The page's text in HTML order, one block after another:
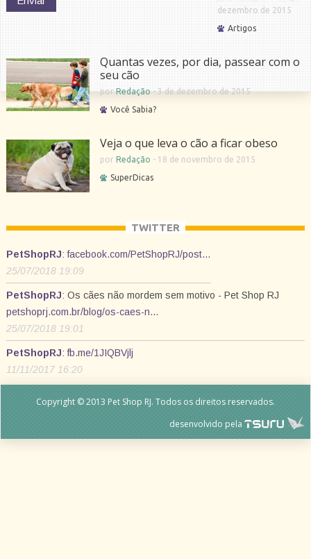
dezembro de 2015
Artigos
Quantas vezes, por dia, passear com o
seu cão
porRedação-3 de dezembro de 2015
Você Sabia?
Veja o que leva o cão a ficar obeso
por Redação - 18 de novembro de 2015
SuperDicas
TWITTER
PetShopRJ:facebook.com/PetShopRJ/post…
25/07/2018 19:09
PetShopRJ: Os cães não mordem sem motivo - Pet Shop RJ
petshoprj.com.br/blog/os-caes-n…
25/07/2018 19:01
PetShopRJ:fb.me/1JIQBVjlj
11/11/2017 16:20
Copyright © 2013 Pet Shop RJ. Todos os direitos reservados.
desenvolvido pela